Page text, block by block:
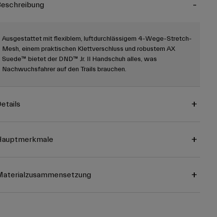
Ausgestattet mit flexiblem, luftdurchlässigem 4-Wege-Stretch-
Mesh, einem praktischen Klettverschluss und robustem AX
Suede™ bietet der DND™ Jr. II Handschuh alles, was
Nachwuchsfahrer auf den Trails brauchen.